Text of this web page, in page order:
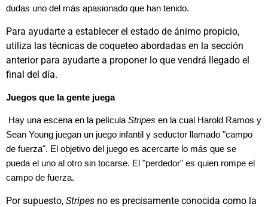
dudas uno del más apasionado que han tenido.
Para ayudarte a establecer el estado de ánimo propicio,
utiliza las técnicas de coqueteo abordadas en la sección
anterior para ayudarte a proponer lo que vendrá llegado el
final del día.
Juegos que la gente juega
Hay una escena en la películaStripes en la cual Harold Ramos y
Sean Young juegan un juego infantil y seductor llamado "campo
de fuerza". El objetivo del juego es acercarte lo más que se
pueda el uno al otro sin tocarse. El "perdedor" es quien rompe el
campo de fuerza.
Por supuesto, Stripes no es precisamente conocida como la